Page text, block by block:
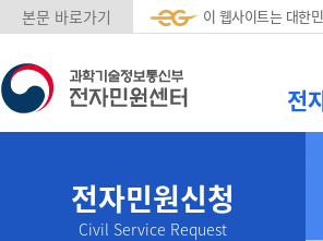
본문 바로가기 이 웹사이트는 대한
전
전자민원신청
Civil Service Request